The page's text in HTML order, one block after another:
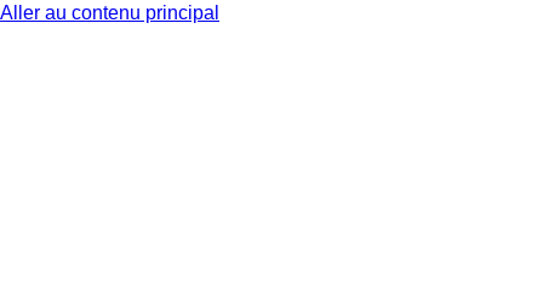
Aller au contenu principal